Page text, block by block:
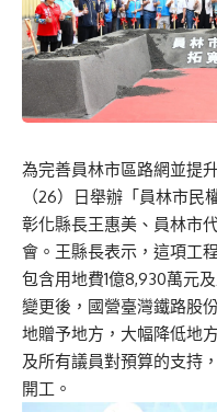
為完善員林市區路網並提
（26）日舉辦「員林市民
彰化縣長王惠美、員林市
會。王縣長表示，這項工
包含用地費1億8,930萬元
變更後，國營臺灣鐵路股
地贈予地方，大幅降低地
及所有議員對預算的支持
開工。